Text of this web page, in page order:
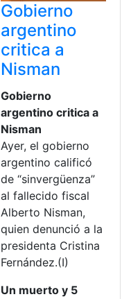
Gobierno
argentino
critica a
Nisman
Gobierno
argentino critica a
Nisman
Ayer, el gobierno
argentino calificó
de “sinvergüenza”
al fallecido fiscal
Alberto Nisman,
quien denunció a la
presidenta Cristina
Fernández.(I)
Un muerto y 5